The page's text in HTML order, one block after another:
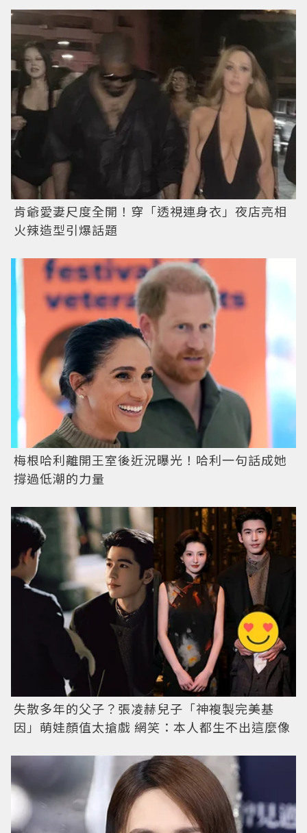
肯爺愛妻尺度全開！穿「透視連身衣」夜店亮相
火辣造型引爆話題
梅根哈利離開王室後近況曝光！哈利一句話成她
撐過低潮的力量
失散多年的父子？張凌赫兒子「神複製完美基
因」萌娃顏值太搶戲 網笑：本人都生不出這麼像